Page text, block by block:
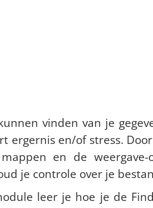
vinden van je
ergernis en/of stress.
en de
je controle over je
leer je hoe je de